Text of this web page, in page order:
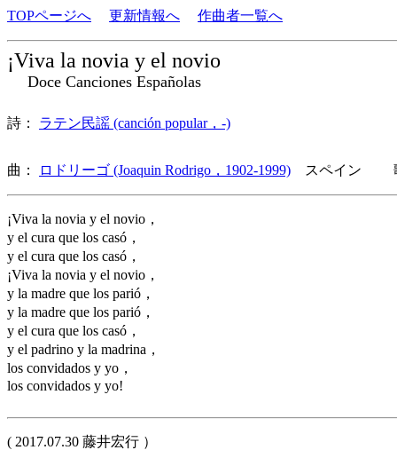
TOPページへ 更新情報へ 作曲者一覧へ
¡Viva la novia y el novio
Doce Canciones Españolas
詩： ラテン民謡 (canción popular，-)
曲： ロドリーゴ (Joaquin Rodrigo，1902-1999) スペイン 歌
¡Viva la novia y el novio，
y el cura que los casó，
y el cura que los casó，
¡Viva la novia y el novio，
y la madre que los parió，
y la madre que los parió，
y el cura que los casó，
y el padrino y la madrina，
los convidados y yo，
los convidados y yo!
( 2017.07.30 藤井宏行 ）